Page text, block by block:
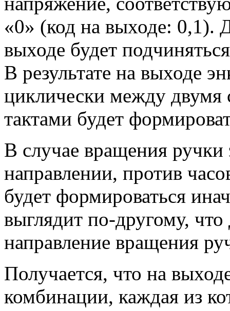
«0» (код на выходе: 0,1).
выходе будет
В результате на выходе
циклически между
тактами будет
В случае вращения
направлении, против
будет формироваться
выглядит по-другому,
направление вращения
Получается, что на
комбинации, каждая из